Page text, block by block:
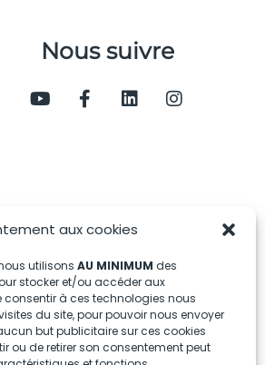
aux cookies
utilisons AU MINIMUM des
stocker et/ou accéder aux
à ces technologies nous
du site, pour pouvoir nous envoyer
but publicitaire sur ces cookies
ou de retirer son consentement peut
Nous suivre